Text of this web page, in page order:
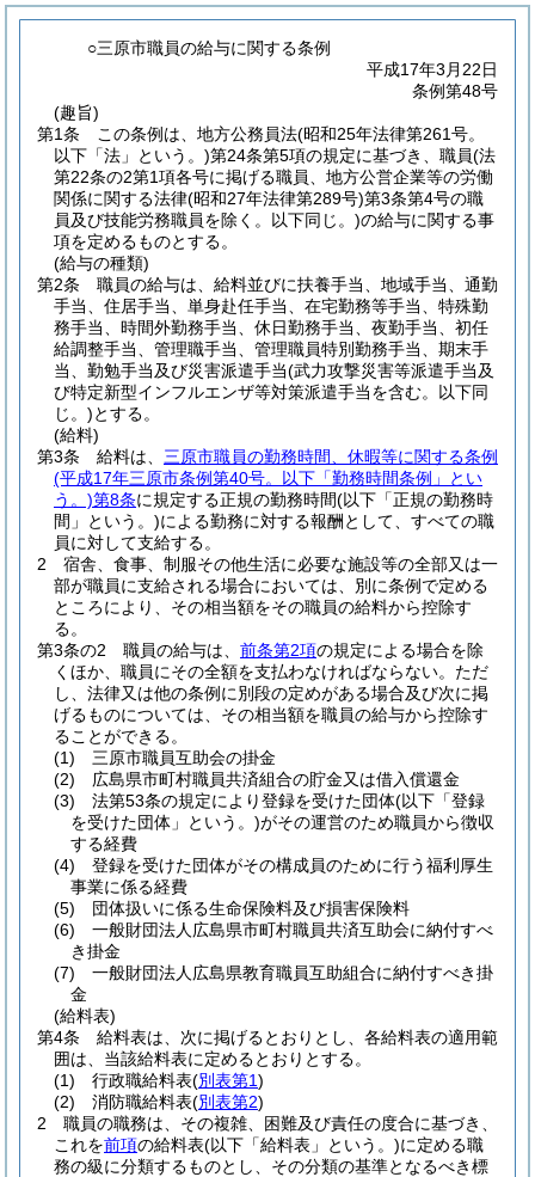
○三原市職員の給与に関する条例
平成17年3月22日
条例第48号
(趣旨)
第1条
この条例は、地方公務員法(昭和25年法律第261号。
以下「法」という。)第24条第5項の規定に基づき、職員(法
第22条の2第1項各号に掲げる職員、地方公営企業等の労働
関係に関する法律(昭和27年法律第289号)第3条第4号の職
員及び技能労務職員を除く。以下同じ。)の給与に関する事
項を定めるものとする。
(給与の種類)
第2条
職員の給与は、給料並びに扶養手当、地域手当、通勤
手当、住居手当、単身赴任手当、在宅勤務等手当、特殊勤
務手当、時間外勤務手当、休日勤務手当、夜勤手当、初任
給調整手当、管理職手当、管理職員特別勤務手当、期末手
当、勤勉手当及び災害派遣手当(武力攻撃災害等派遣手当及
び特定新型インフルエンザ等対策派遣手当を含む。以下同
じ。)とする。
(給料)
第3条
給料は、 三原市職員の勤務時間、休暇等に関する条例
(平成17年三原市条例第40号。以下「勤務時間条例」とい
う。)第8条に規定する正規の勤務時間(以下「正規の勤務時
間」という。)による勤務に対する報酬として、すべての職
員に対して支給する。
2
宿舎、食事、制服その他生活に必要な施設等の全部又は一
部が職員に支給される場合においては、別に条例で定める
ところにより、その相当額をその職員の給料から控除す
る。
第3条の2
職員の給与は、 前条第2項の規定による場合を除
くほか、職員にその全額を支払わなければならない。 ただ
し、法律又は他の条例に別段の定めがある場合及び次に掲
げるものについては、その相当額を職員の給与から控除す
ることができる。
(1)
三原市職員互助会の掛金
(2)
広島県市町村職員共済組合の貯金又は借入償還金
(3)
法第53条の規定により登録を受けた団体(以下「登録
を受けた団体」という。)がその運営のため職員から徴収
する経費
(4)
登録を受けた団体がその構成員のために行う福利厚生
事業に係る経費
(5)
団体扱いに係る生命保険料及び損害保険料
(6)
一般財団法人広島県市町村職員共済互助会に納付すべ
き掛金
(7)
一般財団法人広島県教育職員互助組合に納付すべき掛
金
(給料表)
第4条
給料表は、次に掲げるとおりとし、各給料表の適用範
囲は、当該給料表に定めるとおりとする。
(1)
行政職給料表(別表第1)
(2)
消防職給料表(別表第2)
2
職員の職務は、その複雑、困難及び責任の度合に基づき、
これを前項の給料表(以下「給料表」という。)に定める職
務の級に分類するものとし、その分類の基準となるべき標